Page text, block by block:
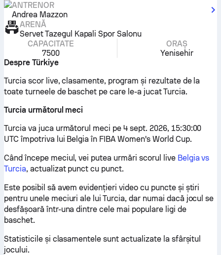
ANTRENOR
Andrea Mazzon
ARENĂ
Servet Tazegul Kapali Spor Salonu
CAPACITATE
7500
ORAȘ
Yenisehir
Despre Türkiye
Turcia scor live, clasamente, program și rezultate de la
toate turneele de baschet pe care le-a jucat Turcia.
Turcia următorul meci
Turcia va juca următorul meci pe 4 sept. 2026, 15:30:00
UTC împotriva lui Belgia în FIBA Women's World Cup.
Când începe meciul, vei putea urmări scorul live Belgia vs
Turcia, actualizat punct cu punct.
Este posibil să avem evidențieri video cu puncte și știri
pentru unele meciuri ale lui Turcia, dar numai dacă jocul se
desfășoară într-una dintre cele mai populare ligi de
baschet.
Statisticile și clasamentele sunt actualizate la sfârșitul
jocului.